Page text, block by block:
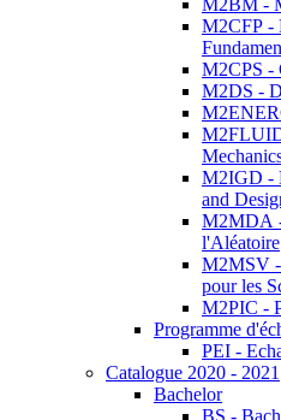
M2BM -
M2CFP -
M2CPS -
M2DS -
M2IGD -
and
M2MDA
l'Aléatoire
M2MSV
pour les
M2PIC -
Programme
PEI -
Catalogue 2020 - 2021
Bachelor
BS -